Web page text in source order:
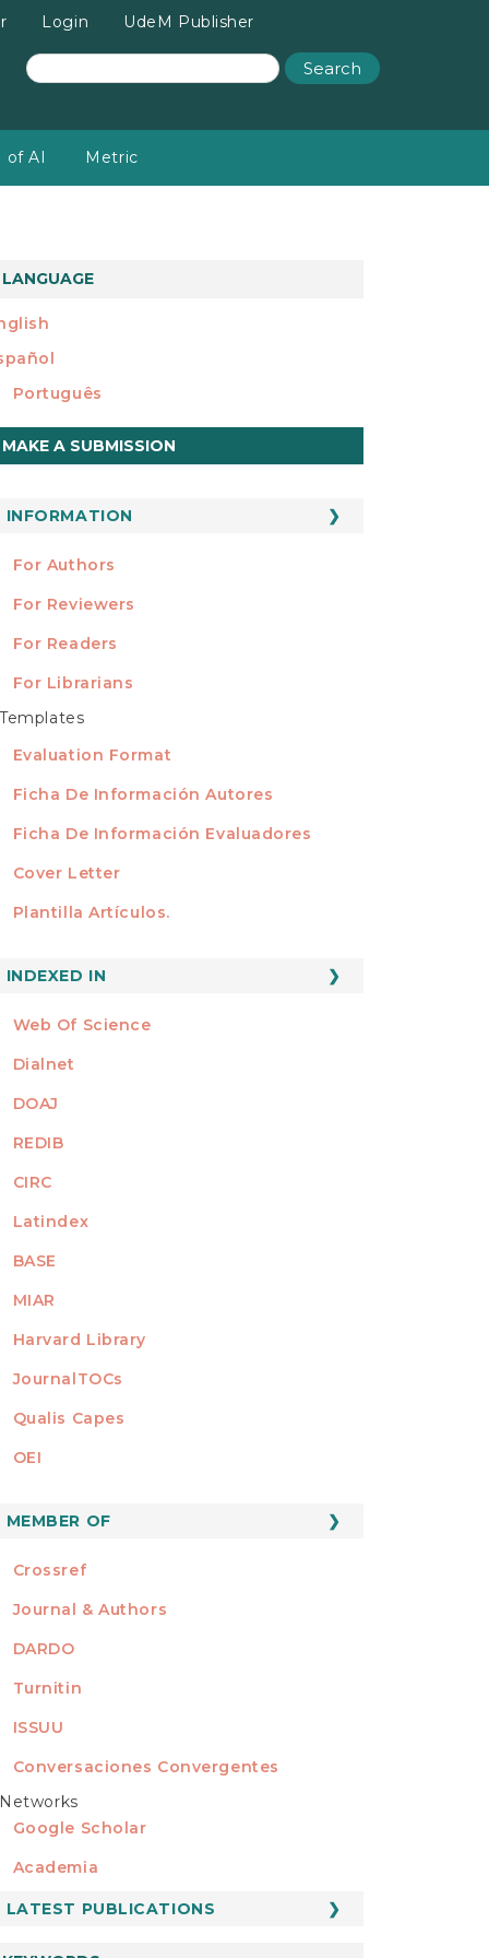
Login UdeM Publisher
of AI Metric
Search
LANGUAGE
Português
MAKE A SUBMISSION
INFORMATION
For Authors
For Reviewers
For Readers
For Librarians
TEMPLATES
Evaluation Format
Ficha De Información Autores
Ficha De Información Evaluadores
Cover Letter
Plantilla Artículos.
INDEXED IN
Web Of Science
Dialnet
DOAJ
REDIB
CIRC
Latindex
BASE
MIAR
Harvard Library
JournalTOCs
Qualis Capes
OEI
MEMBER OF
Crossref
Journal & Authors
DARDO
Turnitin
ISSUU
Conversaciones Convergentes
REDES
Google Scholar
Academia
LATEST PUBLICATIONS